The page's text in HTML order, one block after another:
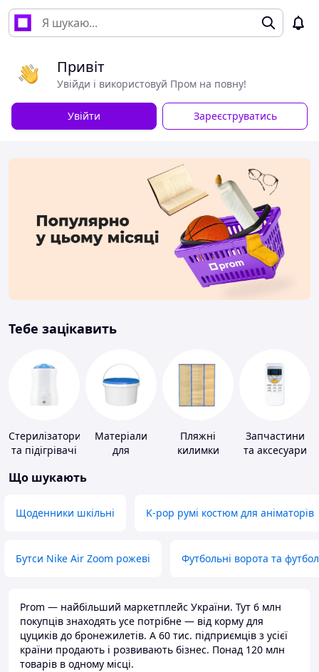
Привіт
Увійди і використовуй Пром на повну!
Увійти Зареєструватись
Тебе зацікавить
Стерилізатори
та підігрівачі
харчування
Матеріали
для
Пляжні
килимки
Запчастини
та аксесуари
Що шукають
Щоденники шкільні K-pop румі костюм для аніматорів
Бутси Nike Air Zoom рожеві Футбольні ворота та
Prom — найбільший маркетплейс України. Тут 6 млн
покупців знаходять усе потрібне — від корму для
цуциків до бронежилетів. А 60 тис. підприємців з усієї
країни продають і розвивають бізнес. Понад 120 млн
товарів в одному місці.